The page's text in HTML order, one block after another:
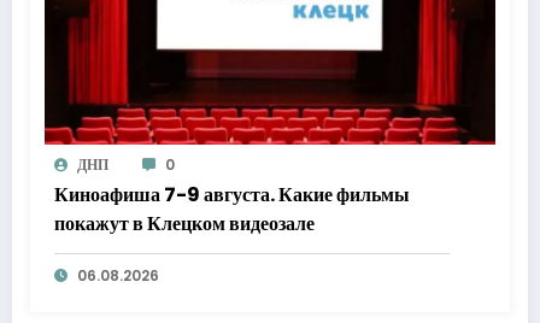
ДНП 0
Киноафиша 7-9 августа. Какие фильмы
покажут в Клецком видеозале
06.08.2026